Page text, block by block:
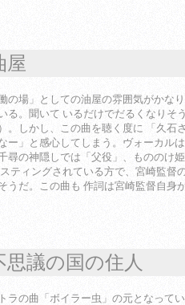
屋
働の場」としての油屋の雰囲気がかな
る。聞いて いるだけでだるくなりそ
）。しかし、この曲を聴く度に 「久石
ー」と感心してしまう。ヴォーカル
尋の神隠しでは「父役」、もののけ
ティングされている方で、宮崎監督
うだ。この曲も 作詞は宮崎監督自身
思議の国の住人
ラの曲「ボイラー虫」の元となって